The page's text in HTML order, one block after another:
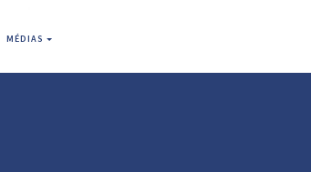
MÉDIAS